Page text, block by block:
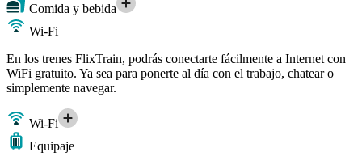
Comida y bebida
Wi-Fi
En los trenes FlixTrain, podrás conectarte fácilmente a Internet con
WiFi gratuito. Ya sea para ponerte al día con el trabajo, chatear o
simplemente navegar.
Wi-Fi
Equipaje